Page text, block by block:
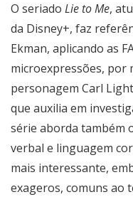
O seriado Lie to Me,
da Disney+, faz
Ekman, aplicando as
microexpressões, por
personagem Carl
que auxilia em
série aborda também
verbal e linguagem
mais interessante,
exageros, comuns ao